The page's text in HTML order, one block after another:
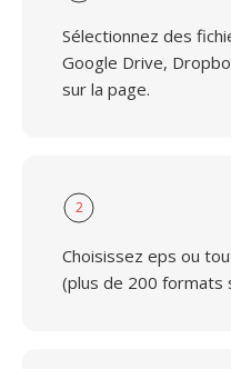
Sélectionnez des
Google Drive,
sur la page.
2
Choisissez eps ou
(plus de 200 formats